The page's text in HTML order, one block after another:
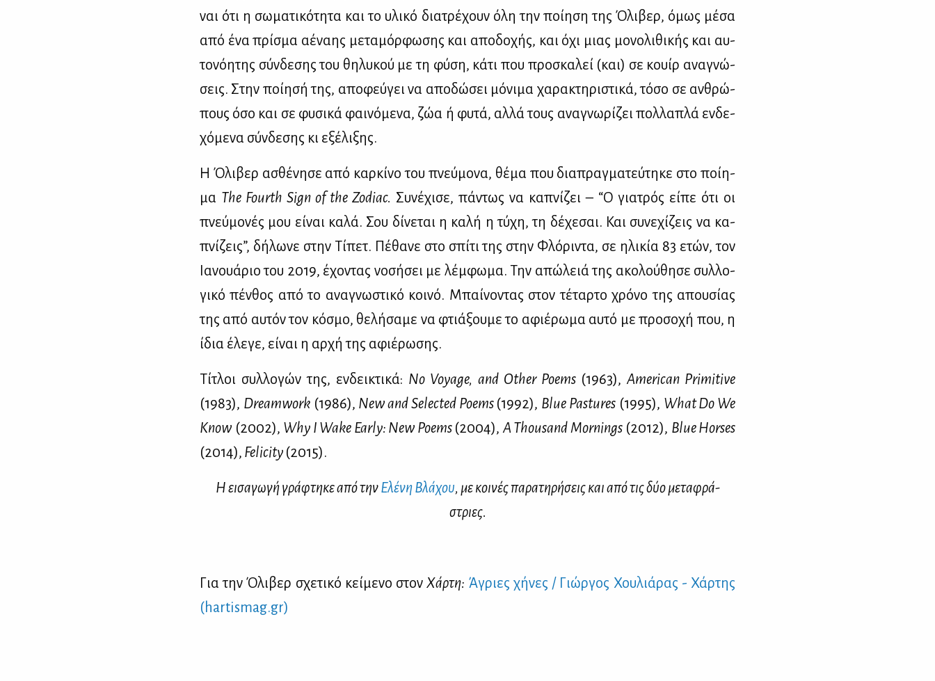
ναι ότι η σω­μα­τι­κό­τη­τα και το υλι­κό δια­τρέ­χουν όλη την ποί­η­ση της Όλι­βερ, όμως μέ­σα
από ένα πρί­σμα αέ­ναης με­τα­μόρ­φω­σης και απο­δο­χής, και όχι μιας μο­νο­λι­θι­κής και αυ­
το­νό­η­της σύν­δε­σης του θη­λυ­κού με τη φύ­ση, κά­τι που προ­σκα­λεί (και) σε κουίρ ανα­γνώ­
σεις. Στην ποί­η­σή της, απο­φεύ­γει να απο­δώ­σει μό­νι­μα χα­ρα­κτη­ρι­στι­κά, τό­σο σε αν­θρώ­
πους όσο και σε φυ­σι­κά φαι­νό­με­να, ζώα ή φυ­τά, αλ­λά τους ανα­γνω­ρί­ζει πολ­λα­πλά εν­δε­
χό­με­να σύν­δε­σης κι εξέ­λι­ξης.
Η Όλι­βερ ασθέ­νη­σε από καρ­κί­νο του πνεύ­μο­να, θέ­μα που δια­πραγ­μα­τεύ­τη­κε στο ποί­η­
μα The Fourth Sign of the Zodiac. Συ­νέ­χι­σε, πά­ντως να κα­πνί­ζει – “Ο για­τρός εί­πε ότι οι
πνεύ­μο­νές μου εί­ναι κα­λά. Σου δί­νε­ται η κα­λή η τύ­χη, τη δέ­χε­σαι. Και συ­νε­χί­ζεις να κα­
πνί­ζεις”, δή­λω­νε στην Τί­πετ. Πέ­θα­νε στο σπί­τι της στην Φλό­ρι­ντα, σε ηλι­κία 83 ετών, τον
Ια­νουά­ριο του 2019, έχο­ντας νο­σή­σει με λέμ­φω­μα. Την απώ­λειά της ακο­λού­θη­σε συλ­λο­
γι­κό πέν­θος από το ανα­γνω­στι­κό κοι­νό. Μπαί­νο­ντας στον τέ­ταρ­το χρό­νο της απου­σί­ας
της από αυ­τόν τον κό­σμο, θε­λή­σα­με να φτιά­ξου­με το αφιέ­ρω­μα αυ­τό με προ­σο­χή που, η
ίδια έλε­γε, εί­ναι η αρ­χή της αφιέ­ρω­σης.
Τί­τλοι συλ­λο­γών της, εν­δει­κτι­κά: No Voyage, and Other Poems (1963), American Primitive
(1983), Dreamwork(1986), New and Selected Poems (1992), Blue Pastures(1995), What Do We
Know (2002), Why I Wake Early: New Poems (2004), A Thousand Mornings(2012), Blue Horses
(2014), Felicity (2015).
Η ει­σα­γω­γή γρά­φτη­κε από τηνΕλέ­νη Βλά­χου, με κοι­νές πα­ρα­τη­ρή­σεις και από τις δύο με­τα­φρά­
στριες.
Για την Όλι­βερ σχε­τι­κό κεί­με­νο στονΧάρ­τη: Άγριες χή­νες / Γιώρ­γος Χου­λιά­ρας - Χάρ­της
(hartismag.gr)